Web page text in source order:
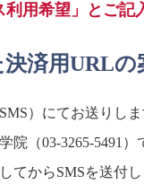
用希望」とご記
用URLの
）にてお送りし
院（03-3265-5491）
てからSMSを送付